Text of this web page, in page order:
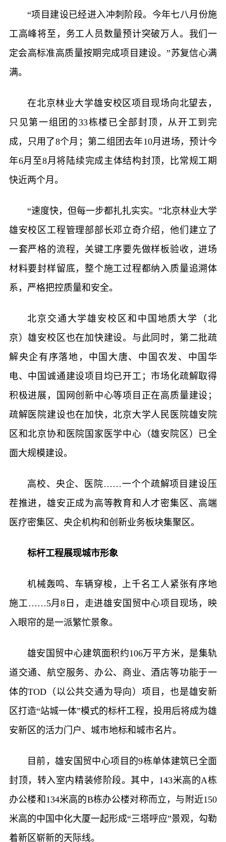
“项目建设已经进入冲刺阶段。今年七八月份施
工高峰将至，务工人员数量预计突破万人。我们一
定会高标准高质量按期完成项目建设。”苏复信心满
满。
在北京林业大学雄安校区项目现场向北望去，
只见第一组团的33栋楼已全部封顶，从开工到完
成，只用了8个月；第二组团去年10月进场，预计今
年6月至8月将陆续完成主体结构封顶，比常规工期
快近两个月。
“速度快，但每一步都扎扎实实。”北京林业大学
雄安校区工程管理部部长邓立奇介绍，他们建立了
一套严格的流程，关键工序要先做样板验收，进场
材料要封样留底，整个施工过程都纳入质量追溯体
系，严格把控质量和安全。
北京交通大学雄安校区和中国地质大学（北
京）雄安校区也在加快建设。与此同时，第二批疏
解央企有序落地，中国大唐、中国农发、中国华
电、中国诚通建设项目均已开工；市场化疏解取得
积极进展，国网创新中心等项目正在高质量建设；
疏解医院建设也在加快，北京大学人民医院雄安院
区和北京协和医院国家医学中心（雄安院区）已全
面大规模建设。
高校、央企、医院……一个个疏解项目建设压
茬推进，雄安正成为高等教育和人才密集区、高端
医疗密集区、央企机构和创新业务板块集聚区。
标杆工程展现城市形象
机械轰鸣、车辆穿梭，上千名工人紧张有序地
施工……5月8日，走进雄安国贸中心项目现场，映
入眼帘的是一派繁忙景象。
雄安国贸中心建筑面积约106万平方米，是集轨
道交通、航空服务、办公、商业、酒店等功能于一
体的TOD（以公共交通为导向）项目，也是雄安新
区打造“站城一体”模式的标杆工程，投用后将成为雄
安新区的活力门户、城市地标和城市名片。
目前，雄安国贸中心项目的9栋单体建筑已全面
封顶，转入室内精装修阶段。其中，143米高的A栋
办公楼和134米高的B栋办公楼对称而立，与附近150
米高的中国中化大厦一起形成“三塔呼应”景观，勾勒
着新区崭新的天际线。